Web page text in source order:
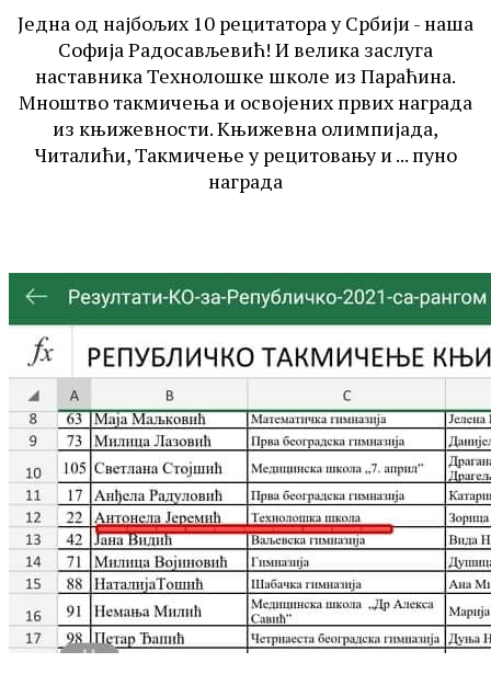
Једна од најбољих 10 рецитатора у Србији - наша
Софија Радосављевић! И велика заслуга
наставника Технолошке школе из Параћина.
Мноштво такмичења и освојених првих награда
из књижевности. Књижевна олимпијада,
Читалићи, Такмичење у рецитовању и ... пуно
награда